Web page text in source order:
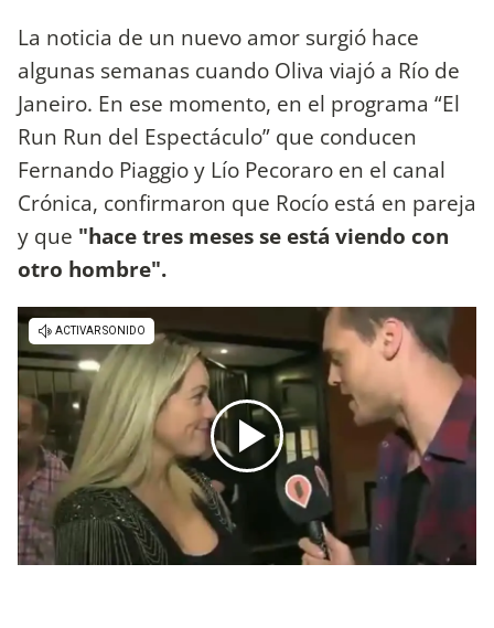
La noticia de un nuevo amor surgió hace
algunas semanas cuando Oliva viajó a Río de
Janeiro. En ese momento, en el programa “El
Run Run del Espectáculo” que conducen
Fernando Piaggio y Lío Pecoraro en el canal
Crónica, confirmaron que Rocío está en pareja
y que "hace tres meses se está viendo con
otro hombre".